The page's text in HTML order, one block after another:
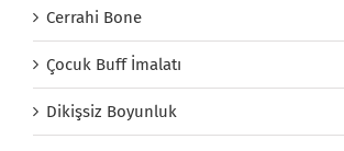
Cerrahi Bone
Çocuk Buff İmalatı
Dikişsiz Boyunluk